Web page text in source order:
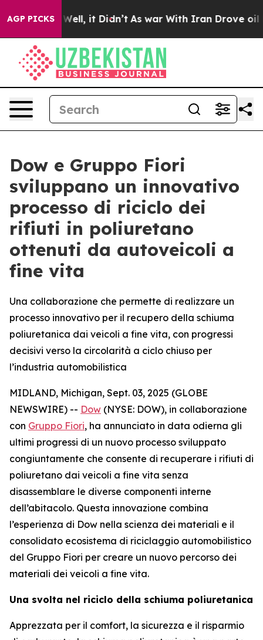
AGP PICKS
Well, it Didn’t As war With Iran Drove oil
Dow e Gruppo Fiori
sviluppano un innovativo
processo di riciclo dei
rifiuti in poliuretano
ottenuti da autoveicoli a
fine vita
Una collaborazione che permette di realizzare un
processo innovativo per il recupero della schiuma
poliuretanica dai veicoli a fine vita, con progressi
decisivi verso la circolarità a ciclo chiuso per
l’industria automobilistica
MIDLAND, Michigan, Sept. 03, 2025 (GLOBE
NEWSWIRE) -- Dow (NYSE: DOW), in collaborazione
con Gruppo Fiori, ha annunciato in data odierna gli
ultimi progressi di un nuovo processo sviluppato
congiuntamente che consente di recuperare i rifiuti di
poliuretano dai veicoli a fine vita senza
disassemblare le diverse componenti interne
dell’abitacolo. Questa innovazione combina
l’esperienza di Dow nella scienza dei materiali e il
consolidato ecosistema di riciclaggio automobilistico
del Gruppo Fiori per creare un nuovo percorso dei
materiali dei veicoli a fine vita.
Una svolta nel riciclo della schiuma poliuretanica
Apprezzata per il comfort, la sicurezza e il risparmio